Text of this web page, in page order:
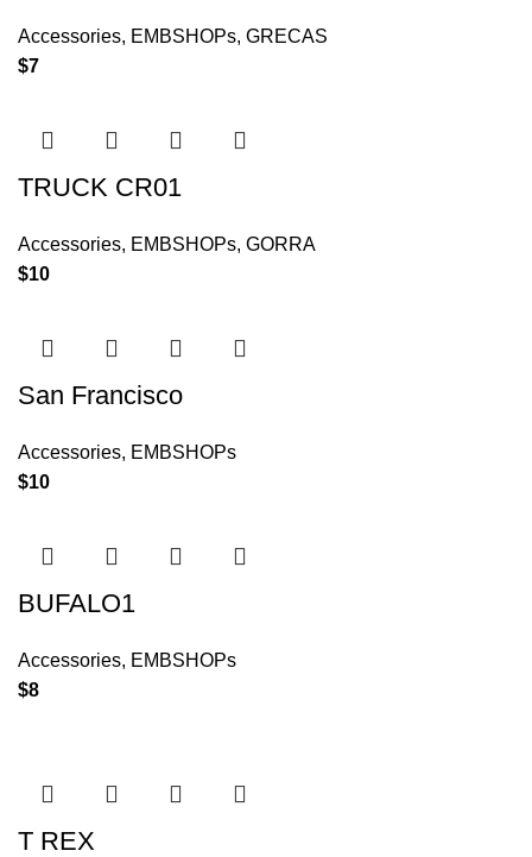
Accessories, EMBSHOPs, GRECAS
$7
TRUCK CR01
Accessories, EMBSHOPs, GORRA
$10
San Francisco
Accessories, EMBSHOPs
$10
BUFALO1
Accessories, EMBSHOPs
$8
T REX